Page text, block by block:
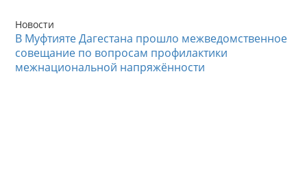
Новости
В Муфтияте Дагестана прошло межведомственное
совещание по вопросам профилактики
межнациональной напряжённости